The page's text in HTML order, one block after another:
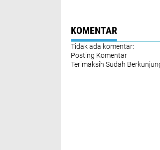
Royong
KOMENTAR
Tidak ada komentar:
Posting Komentar
Terimaksih Sudah